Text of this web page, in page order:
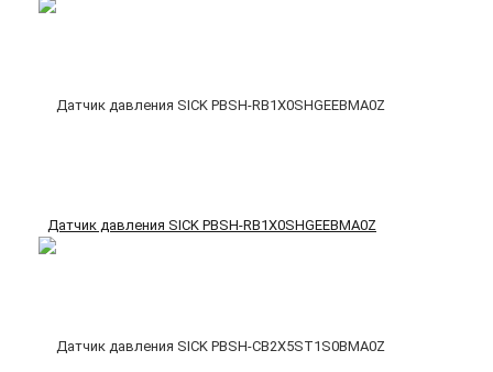
Датчик давления SICK PBSH-RB1X0SHGEEBMA0Z